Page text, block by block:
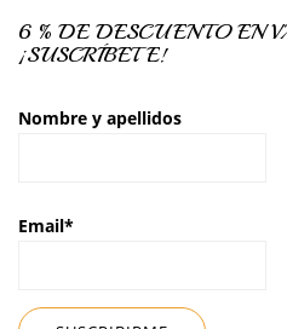
6 % DE DESCUENTO EN
¡SUSCRÍBETE!
Nombre y apellidos
Email*